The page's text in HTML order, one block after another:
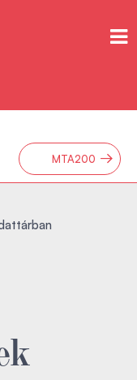
MTA200 →